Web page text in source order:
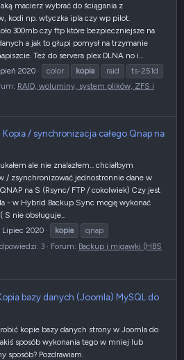
macierz wybrać do ściągania z
kodi np. wtyczka ipla czy wp pilot.
300mb czy ftp które bezpieczniejsze na
a jak to głupi pomysł na trzymanie
Też do servera plex DLNA no i...
2020 color kopia raid
ts-251d
RAID, woluminy, system plików, ZFS i
Kopia / synchronizacja całego Qnap na
ale nie znalazłem... chciałbym
/ zsynchronizować jednostronnie dane w
na S (Rsync/ FTP / cokolwiek) Czy jest
- w Hybrid Backup Sync mogę wykonać
nie obsługuje...
Lipiec 2020 kopia
qnap
3 Forum: Backup i migawki (HBS
bazy danych (Joomla) MySQL do
kopie bazy danych strony w Joomla do
sposób wykonania tego w mniej lub
sposób? Pozdrawiam.